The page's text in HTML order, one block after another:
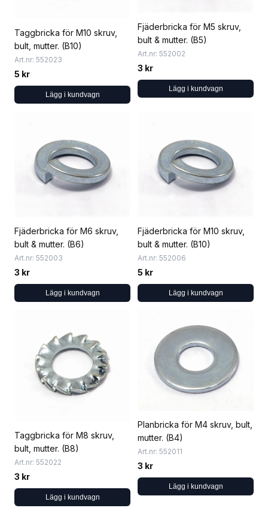
Taggbricka för M10 skruv,
bult, mutter. (B10)
Art.nr: 552023
5 kr
Lägg i kundvagn
Fjäderbricka för M5 skruv,
bult & mutter. (B5)
Art.nr: 552002
3 kr
Lägg i kundvagn
Fjäderbricka för M6 skruv,
bult & mutter. (B6)
Art.nr: 552003
3 kr
Lägg i kundvagn
Fjäderbricka för M10 skruv,
bult & mutter. (B10)
Art.nr: 552006
5 kr
Lägg i kundvagn
Taggbricka för M8 skruv,
bult, mutter. (B8)
Art.nr: 552022
3 kr
Lägg i kundvagn
Planbricka för M4 skruv, bult,
mutter. (B4)
Art.nr: 552011
3 kr
Lägg i kundvagn